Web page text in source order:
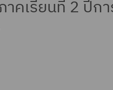
คเรียนที่ 2 ปีก